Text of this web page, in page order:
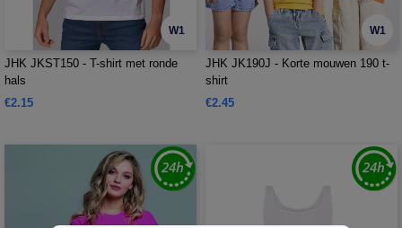
W1
JHK JKST150 - T-shirt met ronde
hals
€2.15
W1
JHK JK190J - Korte mouwen 190 t-
shirt
€2.45